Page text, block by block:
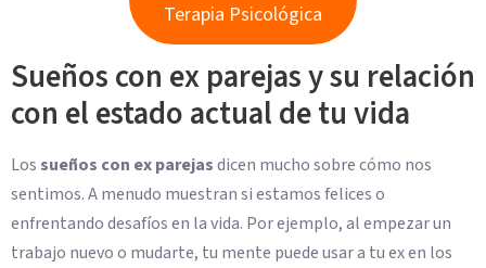
Terapia Psicológica
Sueños con ex parejas y su relación
con el estado actual de tu vida
Lossueños con ex parejasdicen mucho sobre cómo nos
sentimos. A menudo muestran si estamos felices o
enfrentando desafíos en la vida. Por ejemplo, al empezar un
trabajo nuevo o mudarte, tu mente puede usar a tu ex en los